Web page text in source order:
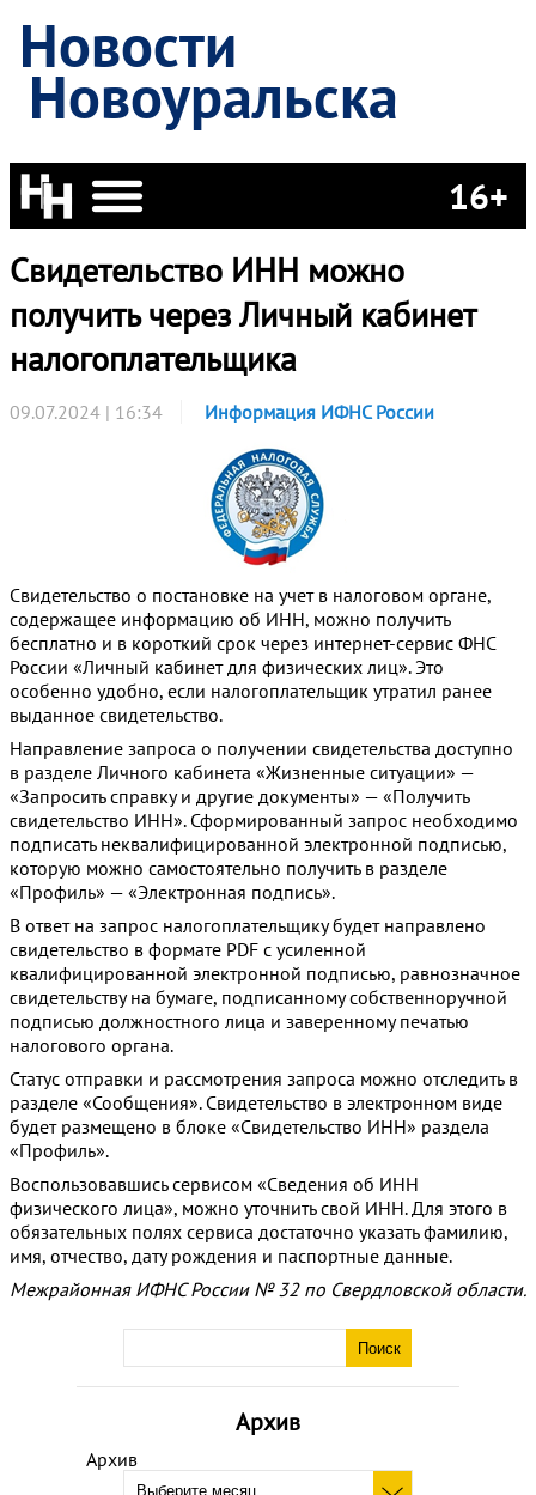
Новости
Новоуральска
16+
Архив
Архив
Свидетельство ИНН можно
получить через Личный кабинет
налогоплательщика
09.07.2024 | 16:34 Информация ИФНС России
Свидетельство о постановке на учет в налоговом органе,
содержащее информацию об ИНН, можно получить
бесплатно и в короткий срок через интернет-сервис ФНС
России «Личный кабинет для физических лиц». Это
особенно удобно, если налогоплательщик утратил ранее
выданное свидетельство.
Направление запроса о получении свидетельства доступно
в разделе Личного кабинета «Жизненные ситуации» —
«Запросить справку и другие документы» — «Получить
свидетельство ИНН». Сформированный запрос необходимо
подписать неквалифицированной электронной подписью,
которую можно самостоятельно получить в разделе
«Профиль» — «Электронная подпись».
В ответ на запрос налогоплательщику будет направлено
свидетельство в формате PDF с усиленной
квалифицированной электронной подписью, равнозначное
свидетельству на бумаге, подписанному собственноручной
подписью должностного лица и заверенному печатью
налогового органа.
Статус отправки и рассмотрения запроса можно отследить в
разделе «Сообщения». Свидетельство в электронном виде
будет размещено в блоке «Свидетельство ИНН» раздела
«Профиль».
Воспользовавшись сервисом «Сведения об ИНН
физического лица», можно уточнить свой ИНН. Для этого в
обязательных полях сервиса достаточно указать фамилию,
имя, отчество, дату рождения и паспортные данные.
Межрайонная ИФНС России № 32 по Свердловской области.